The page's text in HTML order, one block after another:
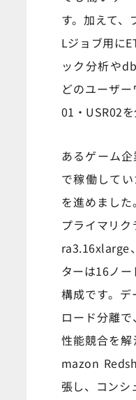
す。加えて、
Lジョブ用に
ック分析や
どのユーザ
01・USR02を
あるゲーム
で稼働して
を進めまし
プライマリ
ra3.16xlarge
ターは16ノ
構成です。
ロード分離
性能競合を
mazon
張し、コンシ